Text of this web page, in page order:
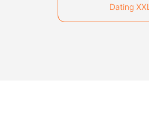
Dating XXL